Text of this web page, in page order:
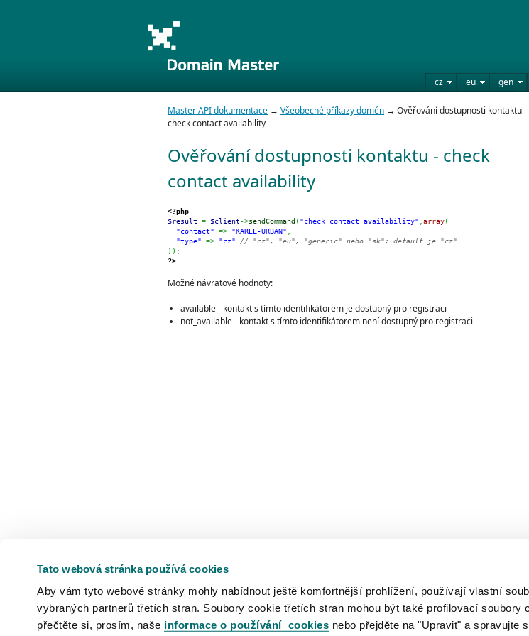
Tato webová stránka používá cookies
Aby vám tyto webové stránky mohly nabídnout ještě komfortnější prohlížení, používají vlastní
vybraných partnerů třetích stran. Soubory cookie třetích stran mohou být také profilovací soubory
přečtěte si, prosím, naše informace o používání cookies nebo přejděte na "Upravit" a spravujte
cz eu gen
Master API dokumentace → Všeobecné příkazy domén → Ověřování dostupnosti kontaktu -
check contact availability
Ověřování dostupnosti kontaktu - check
contact availability
<?php
$result
= $client->sendCommand ("check contact availability" array(
"contact"
=> "KAREL-URBAN"
"type"
=> "cz"
// "cz", "eu", "generic" nebo "sk"; default je "cz"
) ) ;
?>
Možné návratové hodnoty:
available - kontakt s tímto identifikátorem je dostupný pro registraci
not_available - kontakt s tímto identifikátorem není dostupný pro registraci